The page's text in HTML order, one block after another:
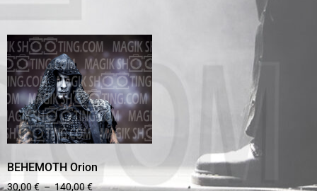
BEHEMOTH Orion
30,00€–140,00€